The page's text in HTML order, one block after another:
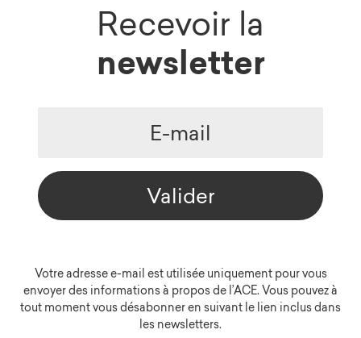
Recevoir la
newsletter
Valider
Votre adresse e-mail est utilisée uniquement pour vous
envoyer des informations à propos de l’ACE. Vous pouvez à
tout moment vous désabonner en suivant le lien inclus dans
les newsletters.